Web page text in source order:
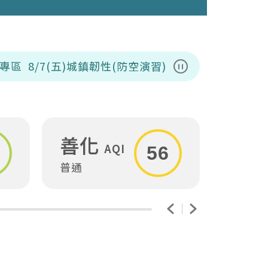
暫停播放
性(防空演習)，上午收運時間部分調整;北區、東
善化 AQI
普通
56